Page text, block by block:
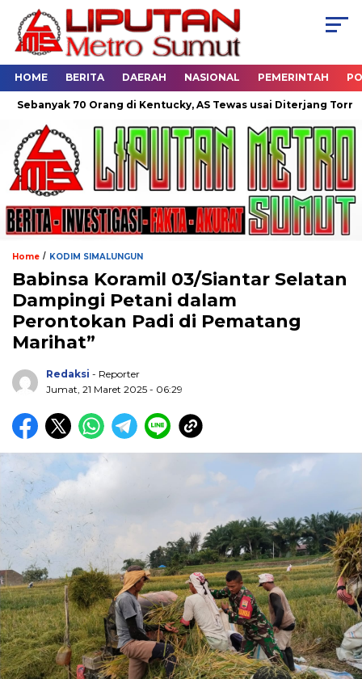
HOME BERITA DAERAH NASIONAL PEMERINTAH
70 Orang di Kentucky, AS Tewas usai Diterjang Tornado
Home / KODIM SIMALUNGUN
Babinsa Koramil 03/Siantar Selatan
Dampingi Petani dalam
Perontokan Padi di Pematang
Marihat”
Redaksi - Reporter
Jumat, 21 Maret 2025 - 06:29